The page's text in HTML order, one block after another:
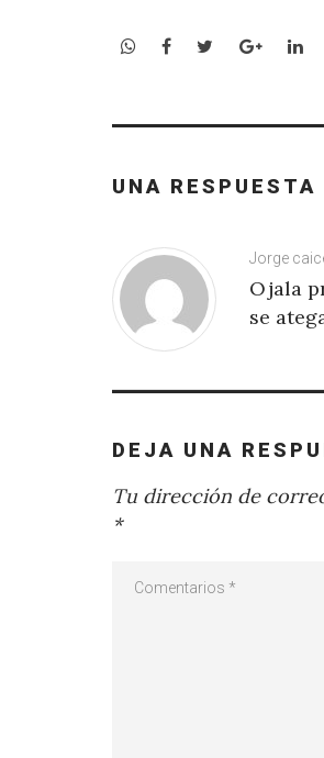
WhatsApp
Facebook
Twitter
UNA RESPUESTA
Jorge
Ojala
se
DEJA UNA
Tu dirección de
*